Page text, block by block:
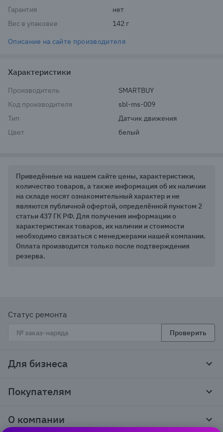
Гарантия
нет
Вес в упаковке
142 г
Описание на сайте производителя
Характеристики
Производитель
SMARTBUY
Код производителя
sbl-ms-009
Тип
Датчик движения
Цвет
белый
Приведённые на нашем сайте цены, характеристики,
количество товаров, а также информация об их наличии
на складе носят ознакомительный характер и не
являются публичной офертой, определённой пунктом 2
статьи 437 ГК РФ. Для получения информации о
характеристиках товаров, их наличии и стоимости
необходимо связаться с менеджерами нашей компании.
Оплата производится только после подтверждения
резерва.
Статус ремонта
Проверить
Для бизнеса
Тендеры и гос закупки
Покупателям
Пункты выдачи
О компании